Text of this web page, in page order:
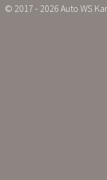
© 2017 - 2026 Auto WS